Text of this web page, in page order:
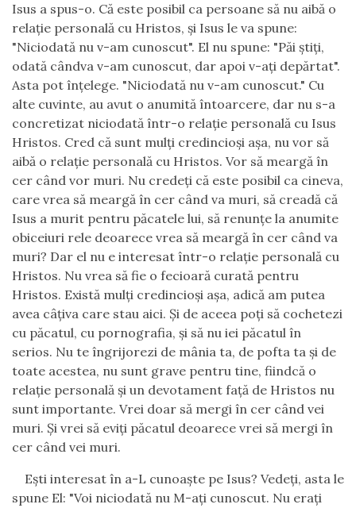
Isus a spus-o. Că este posibil ca persoane să nu aibă o
relaţie personală cu Hristos, şi Isus le va spune:
"Niciodată nu v-am cunoscut". El nu spune: "Păi ştiţi,
odată cândva v-am cunoscut, dar apoi v-aţi depărtat".
Asta pot înţelege. "Niciodată nu v-am cunoscut." Cu
alte cuvinte, au avut o anumită întoarcere, dar nu s-a
concretizat niciodată într-o relaţie personală cu Isus
Hristos. Cred că sunt mulţi credincioşi aşa, nu vor să
aibă o relaţie personală cu Hristos. Vor să meargă în
cer când vor muri. Nu credeţi că este posibil ca cineva,
care vrea să meargă în cer când va muri, să creadă că
Isus a murit pentru păcatele lui, să renunţe la anumite
obiceiuri rele deoarece vrea să meargă în cer când va
muri? Dar el nu e interesat într-o relaţie personală cu
Hristos. Nu vrea să fie o fecioară curată pentru
Hristos. Există mulţi credincioşi aşa, adică am putea
avea câţiva care stau aici. Şi de aceea poţi să cochetezi
cu păcatul, cu pornografia, şi să nu iei păcatul în
serios. Nu te îngrijorezi de mânia ta, de pofta ta şi de
toate acestea, nu sunt grave pentru tine, fiindcă o
relaţie personală şi un devotament faţă de Hristos nu
sunt importante. Vrei doar să mergi în cer când vei
muri. Şi vrei să eviţi păcatul deoarece vrei să mergi în
cer când vei muri.
Eşti interesat în a-L cunoaşte pe Isus? Vedeţi, asta le
spune El: "Voi niciodată nu M-aţi cunoscut. Nu eraţi